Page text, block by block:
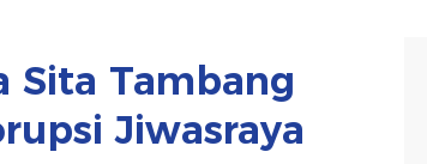
Sita Tambang
Jiwasraya